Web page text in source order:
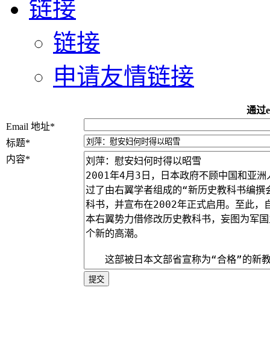
链接
链接
申请友情链接
通过
Email 地址*
标题*
内容*